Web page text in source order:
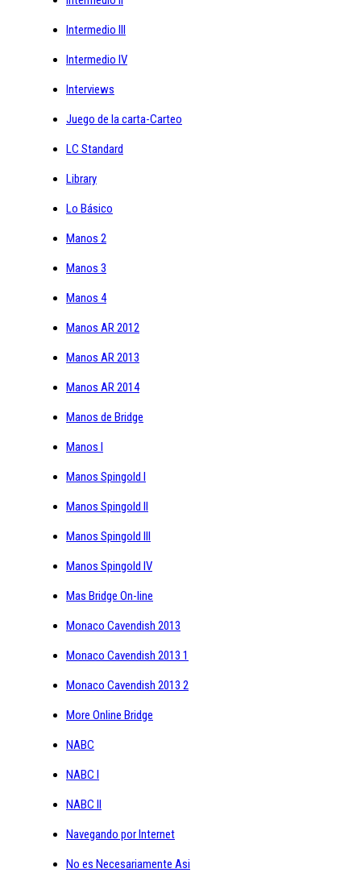
Intermedio III
Intermedio IV
Interviews
Juego de la carta-Carteo
LC Standard
Library
Lo Básico
Manos 2
Manos 3
Manos 4
Manos AR 2012
Manos AR 2013
Manos AR 2014
Manos de Bridge
Manos I
Manos Spingold I
Manos Spingold II
Manos Spingold III
Manos Spingold IV
Mas Bridge On-line
Monaco Cavendish 2013
Monaco Cavendish 2013 1
Monaco Cavendish 2013 2
More Online Bridge
NABC
NABC I
NABC II
Navegando por Internet
No es Necesariamente Asi